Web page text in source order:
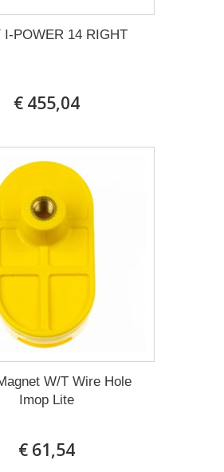
I-POWER 14 RIGHT
€ 455,04
W/T Wire Hole
Imop Lite
€ 61,54